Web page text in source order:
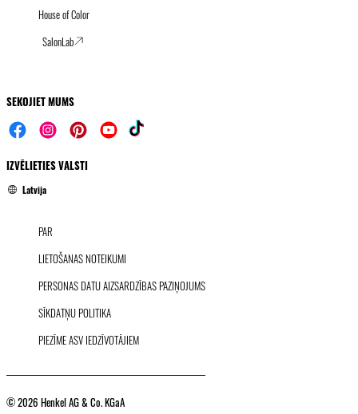
House of Color
SalonLab
SEKOJIET MUMS
IZVĒLIETIES VALSTI
Latvija
PAR
LIETOŠANAS NOTEIKUMI
PERSONAS DATU AIZSARDZĪBAS PAZIŅOJUMS
SĪKDATŅU POLITIKA
PIEZĪME ASV IEDZĪVOTĀJIEM
© 2026 Henkel AG & Co. KGaA